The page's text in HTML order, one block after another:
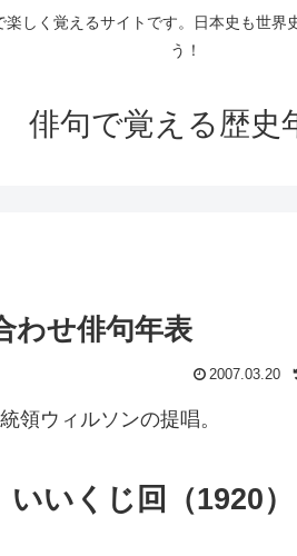
しく覚えるサイトです。日本史も世
う！
俳句で覚える歴史
わせ俳句年表
2007.03.20
領ウィルソンの提唱。
いくじ回（1920